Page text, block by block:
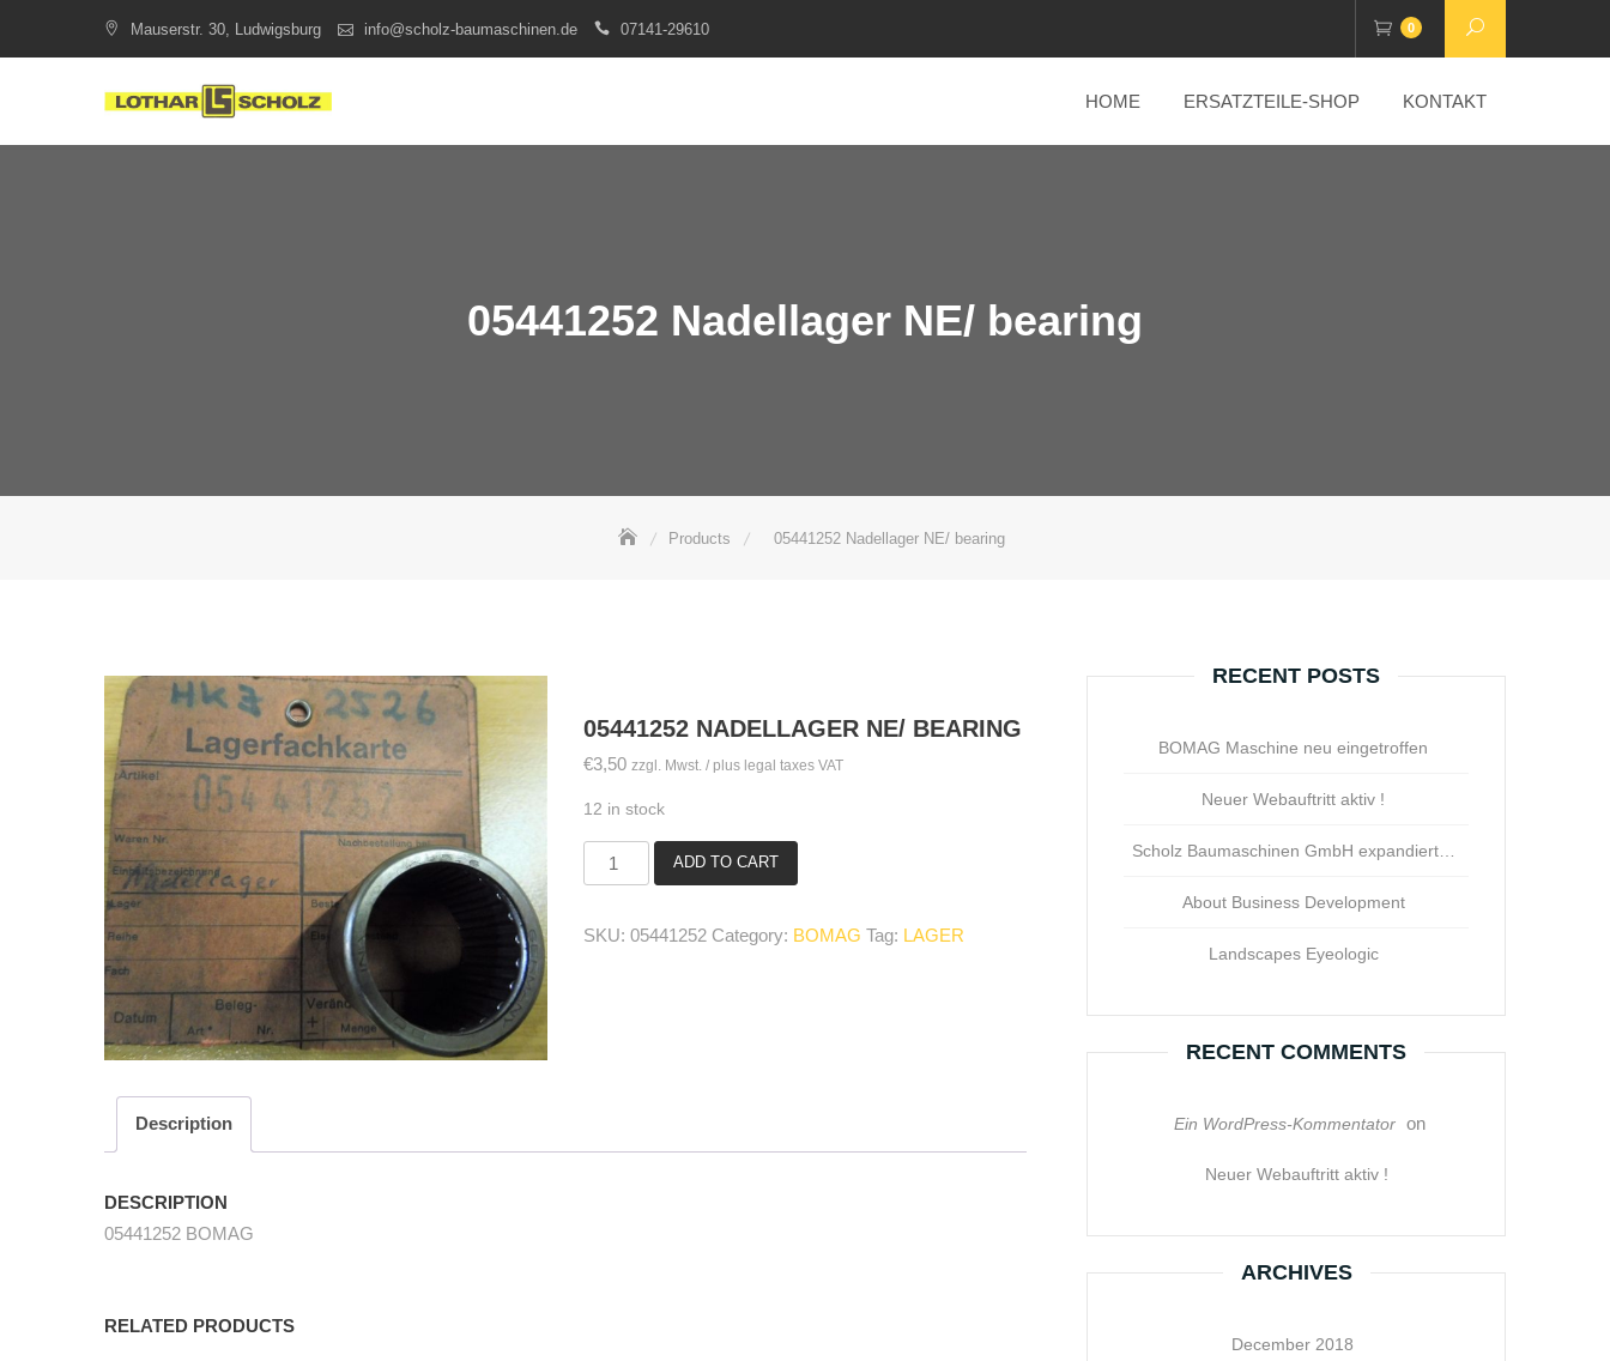
Mauserstr. 30, Ludwigsburg info@scholz-baumaschinen.de 07141-29610 0
HOME ERSATZTEILE-SHOP KONTAKT
05441252 Nadellager NE/ bearing
Products 05441252 Nadellager NE/ bearing
05441252 NADELLAGER NE/ BEARING
€3,50 zzgl. Mwst. / plus legal taxes VAT
12 in stock
05441252
bearing
ADD TO CART
SKU:05441252 Category: BOMAG Tag: LAGER
Description
DESCRIPTION
05441252 BOMAG
RELATED PRODUCTS
RECENT POSTS
BOMAG Maschine neu eingetroffen
Neuer Webauftritt aktiv !
Scholz Baumaschinen GmbH expandiert…
About Business Development
Landscapes Eyeologic
RECENT COMMENTS
Ein WordPress-Kommentator on
Neuer Webauftritt aktiv !
ARCHIVES
December 2018